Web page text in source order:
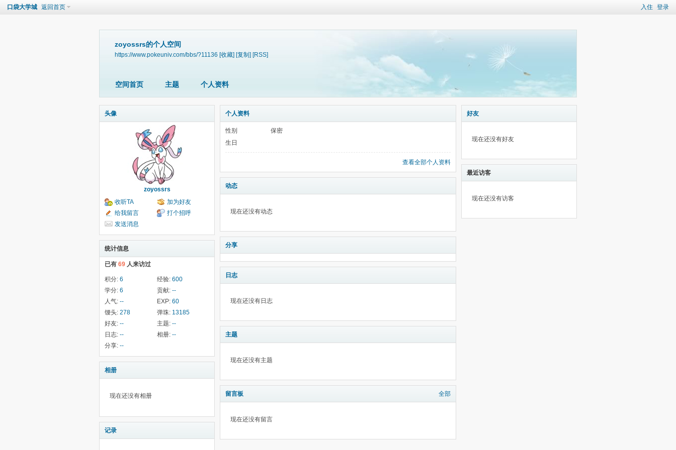
入住 登录
口袋大学城 返回首页
zoyossrs的个人空间
https://www.pokeuniv.com/bbs/?11136 [收藏] [复制] [RSS]
空间首页 主题 个人资料
头像
zoyossrs
收听TA
加为好友
给我留言
打个招呼
发送消息
统计信息
已有 69 人来访过
积分: 6 经验: 600
学分: 6 贡献: --
人气: -- EXP: 60
馒头: 278 弹珠: 13185
好友: -- 主题: --
日志: -- 相册: --
分享: --
相册
现在还没有相册
记录
个人资料
性别
保密
生日
查看全部个人资料
动态
现在还没有动态
分享
日志
现在还没有日志
主题
现在还没有主题
留言板 全部
现在还没有留言
好友
现在还没有好友
最近访客
现在还没有访客